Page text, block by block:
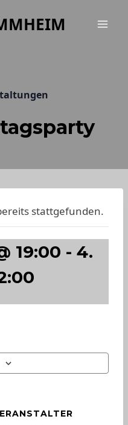
stattgefunden.
19:00 - 4.